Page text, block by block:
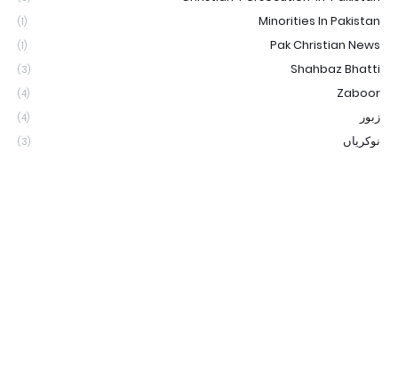
Minorities In Pakistan
(1)
Pak Christian News
(1)
Shahbaz Bhatti
(3)
Zaboor
(4)
زبور (4)
نوکریاں (3)